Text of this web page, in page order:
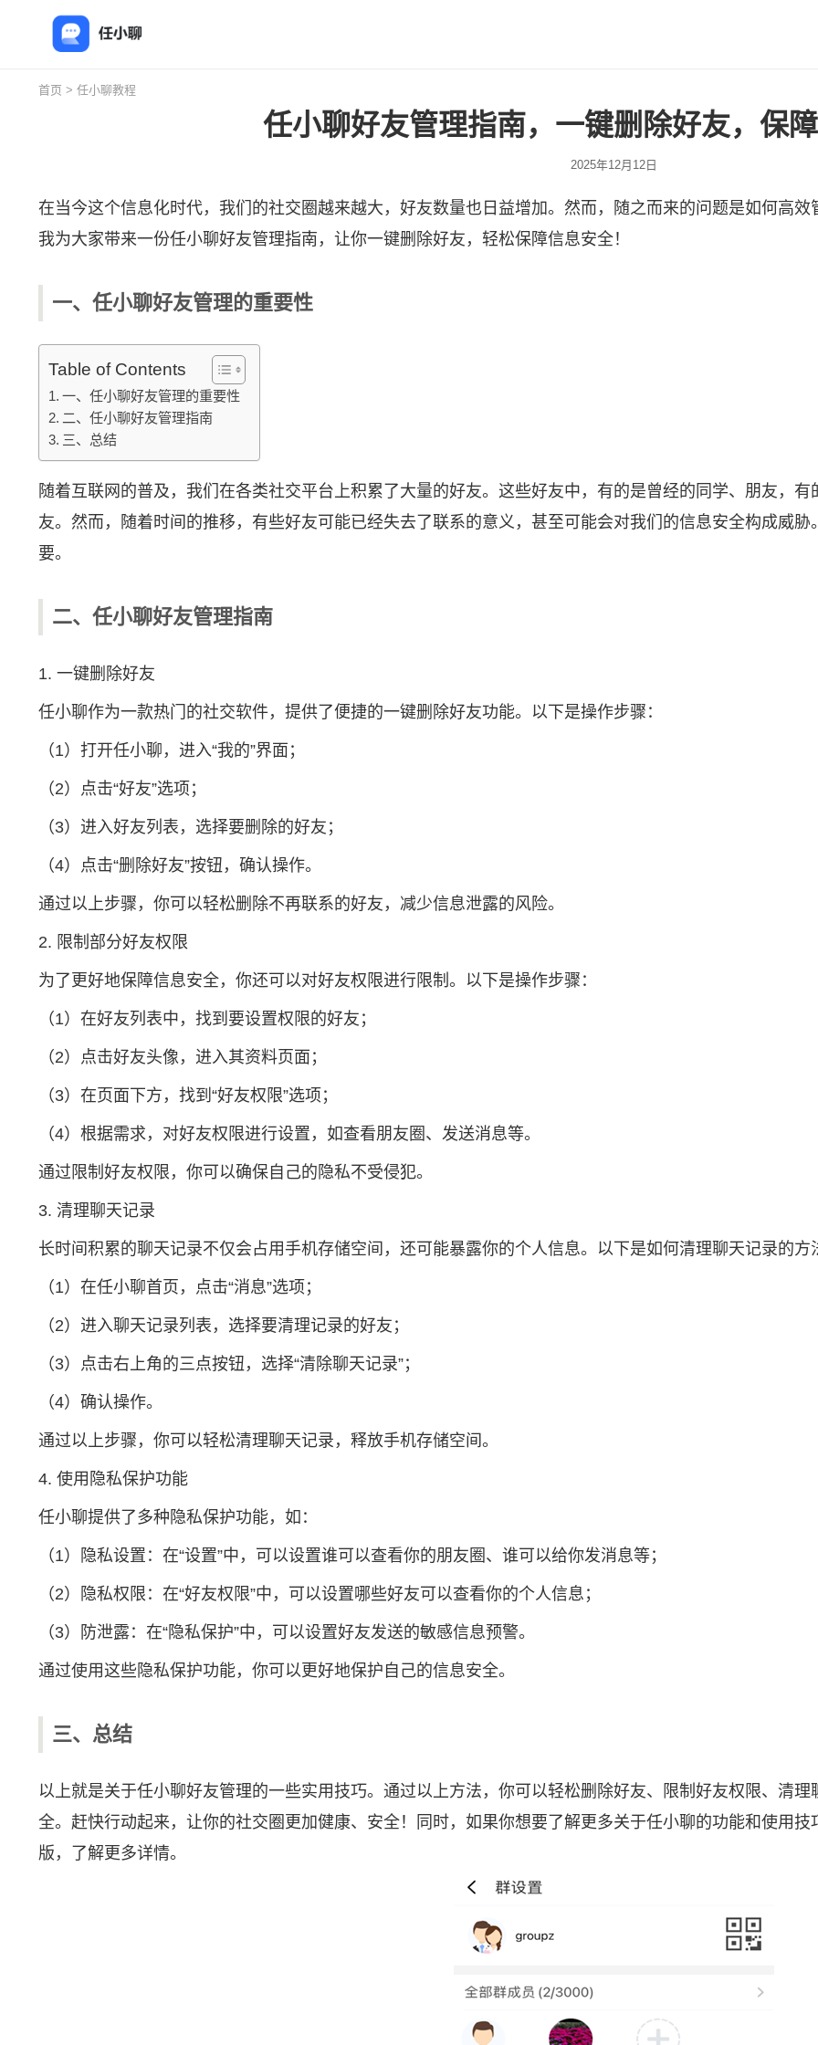
首页 > 任小聊教程
任小聊好友管理指南，一键删除好友，保
2025年12月12日
在当今这个信息化时代，我们的社交圈越来越大，好友数量也日益增加。然而，随之而来的问题是如何高
我为大家带来一份任小聊好友管理指南，让你一键删除好友，轻松保障信息安全！
一、任小聊好友管理的重要性
Table of Contents
一、任小聊好友管理的重要性
二、任小聊好友管理指南
三、总结
随着互联网的普及，我们在各类社交平台上积累了大量的好友。这些好友中，有的是曾经的同学、朋友，
友。然而，随着时间的推移，有些好友可能已经失去了联系的意义，甚至可能会对我们的信息安全构成威
要。
二、任小聊好友管理指南
1. 一键删除好友
任小聊作为一款热门的社交软件，提供了便捷的一键删除好友功能。以下是操作步骤：
（1）打开任小聊，进入“我的”界面；
（2）点击“好友”选项；
（3）进入好友列表，选择要删除的好友；
（4）点击“删除好友”按钮，确认操作。
通过以上步骤，你可以轻松删除不再联系的好友，减少信息泄露的风险。
2. 限制部分好友权限
为了更好地保障信息安全，你还可以对好友权限进行限制。以下是操作步骤：
（1）在好友列表中，找到要设置权限的好友；
（2）点击好友头像，进入其资料页面；
（3）在页面下方，找到“好友权限”选项；
（4）根据需求，对好友权限进行设置，如查看朋友圈、发送消息等。
通过限制好友权限，你可以确保自己的隐私不受侵犯。
3. 清理聊天记录
长时间积累的聊天记录不仅会占用手机存储空间，还可能暴露你的个人信息。以下是如何清理聊天记录的方
（1）在任小聊首页，点击“消息”选项；
（2）进入聊天记录列表，选择要清理记录的好友；
（3）点击右上角的三点按钮，选择“清除聊天记录”；
（4）确认操作。
通过以上步骤，你可以轻松清理聊天记录，释放手机存储空间。
4. 使用隐私保护功能
任小聊提供了多种隐私保护功能，如：
（1）隐私设置：在“设置”中，可以设置谁可以查看你的朋友圈、谁可以给你发消息等；
（2）隐私权限：在“好友权限”中，可以设置哪些好友可以查看你的个人信息；
（3）防泄露：在“隐私保护”中，可以设置好友发送的敏感信息预警。
通过使用这些隐私保护功能，你可以更好地保护自己的信息安全。
三、总结
以上就是关于任小聊好友管理的一些实用技巧。通过以上方法，你可以轻松删除好友、限制好友权限、清
全。赶快行动起来，让你的社交圈更加健康、安全！同时，如果你想要了解更多关于任小聊的功能和使用技
版，了解更多详情。